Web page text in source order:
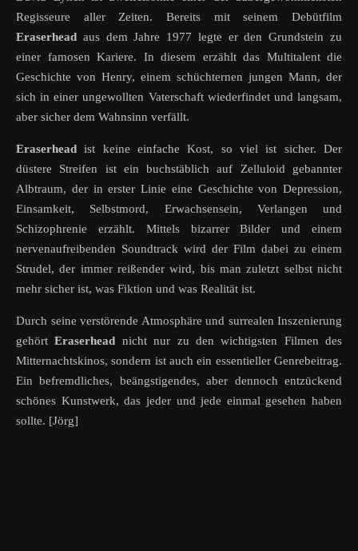
Regisseure aller Zeiten. Bereits mit seinem Debütfilm
Eraserhead aus dem Jahre 1977 legte er den Grundstein zu
einer famosen Kariere. In diesem erzählt das Multitalent die
Geschichte von Henry, einem schüchternen jungen Mann, der
sich in einer ungewollten Vaterschaft wiederfindet und langsam,
aber sicher dem Wahnsinn verfällt.
Eraserhead ist keine einfache Kost, so viel ist sicher. Der
düstere Streifen ist ein buchstäblich auf Zelluloid gebannter
Albtraum, der in erster Linie eine Geschichte von Depression,
Einsamkeit, Selbstmord, Erwachsensein, Verlangen und
Schizophrenie erzählt. Mittels bizarrer Bilder und einem
nervenaufreibenden Soundtrack wird der Film dabei zu einem
Strudel, der immer reißender wird, bis man zuletzt selbst nicht
mehr sicher ist, was Fiktion und was Realität ist.
Durch seine verstörende Atmosphäre und surrealen Inszenierung
gehörtEraserhead nicht nur zu den wichtigsten Filmen des
Mitternachtskinos, sondern ist auch ein essentieller Genrebeitrag.
Ein befremdliches, beängstigendes, aber dennoch entzückend
schönes Kunstwerk, das jeder und jede einmal gesehen haben
sollte. [Jörg]